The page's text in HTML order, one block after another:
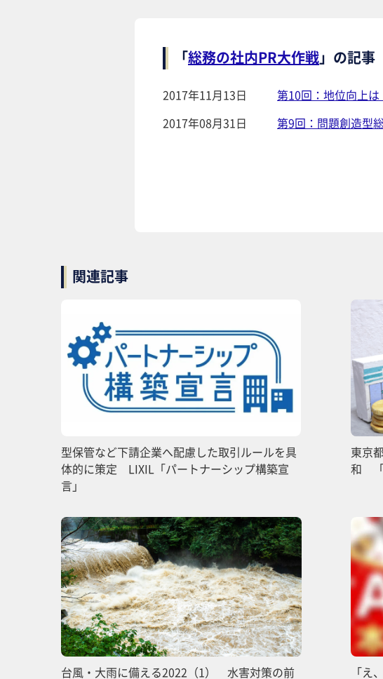
「総務の社内PR大作戦」の記事
2017年11月13日
第10回：地位向上
2017年08月31日
第9回：問題創造型
関連記事
型保管など下請企業へ配慮した取引ルールを具
体的に策定 LIXIL「パートナーシップ構築宣
言」
東京
和 「
台風・大雨に備える2022（1） 水害対策の前 「え